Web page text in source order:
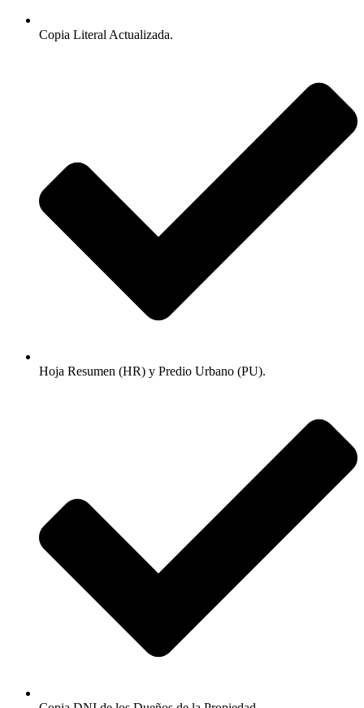
Copia Literal Actualizada.
Hoja Resumen (HR) y Predio Urbano (PU).